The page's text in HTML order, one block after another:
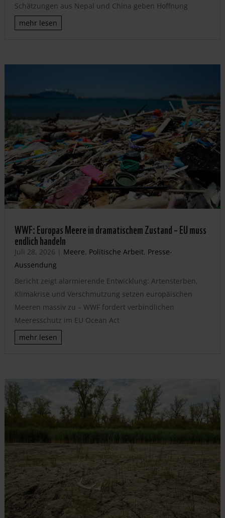
Schätzungen aus Nepal und China geben Hoffnung
mehr lesen
WWF: Europas Meere in dramatischem Zustand – EU muss
endlich handeln
Juli 28, 2026 | Meere, Politische Arbeit, Presse-
Aussendung
Bericht zeigt alarmierende Entwicklung: Artensterben,
Klimakrise und Verschmutzung setzen europäischen
Meeren massiv zu – WWF fordert verbindlichen
Meeresschutz im EU Ocean Act
mehr lesen